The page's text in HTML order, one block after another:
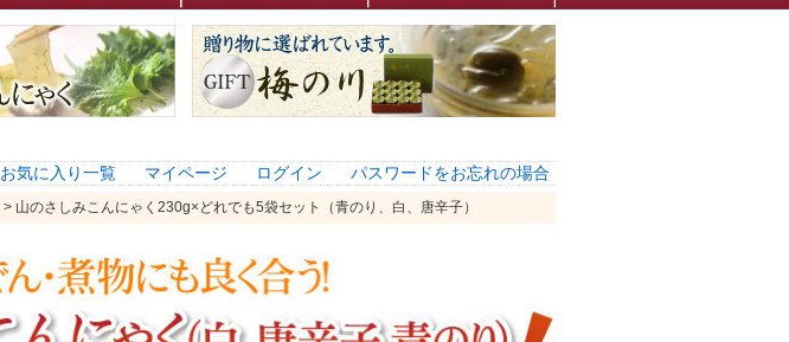
お気に入り一覧
マイページ ログイン パスワードをお忘れの場合
> 山のさしみこんにゃく230g×どれでも5袋セット（青のり、白、唐辛子）